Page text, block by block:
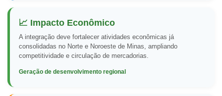
📈 Impacto Econômico
A integração deve fortalecer atividades econômicas já
consolidadas no Norte e Noroeste de Minas, ampliando
competitividade e circulação de mercadorias.
Geração de desenvolvimento regional